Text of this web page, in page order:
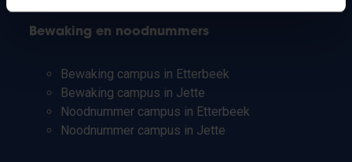
Bewaking en noodnummers
Bewaking campus in Etterbeek
Bewaking campus in Jette
Noodnummer campus in Etterbeek
Noodnummer campus in Jette